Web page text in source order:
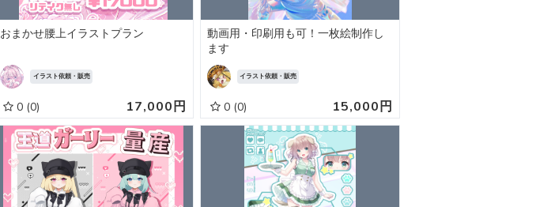
おまかせ腰上イラストプラン
イラスト依頼・販売
0 (0) 17,000円
動画用・印刷用も可！一枚絵制作し
ます
イラスト依頼・販売
0 (0) 15,000円